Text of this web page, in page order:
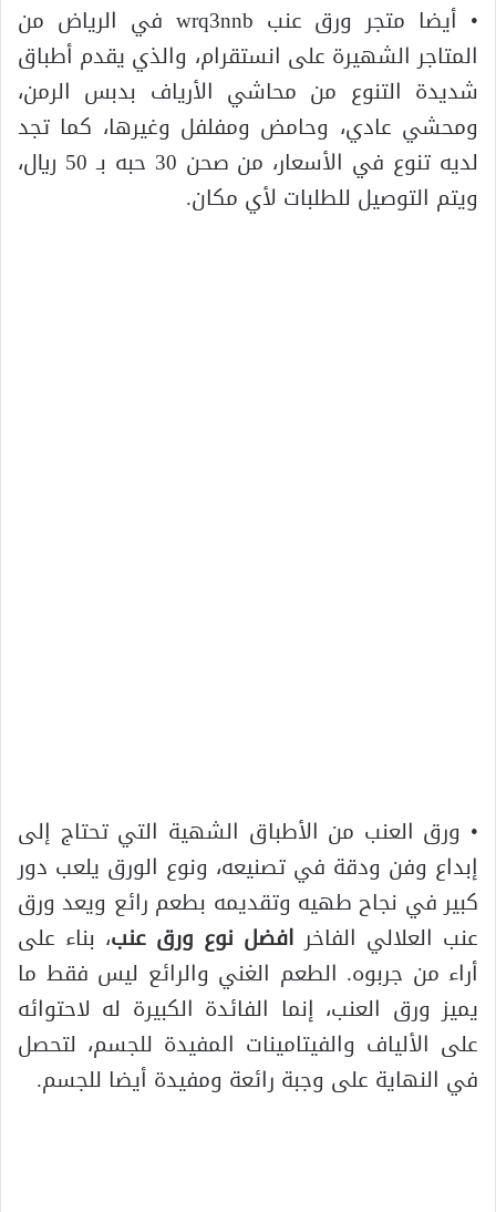
• أيضا متجر ورق عنب wrq3nnb في الرياض من
المتاجر الشهيرة على انستقرام، والذي يقدم أطباق
شديدة التنوع من محاشي الأرياف بدبس الرمن،
ومحشي عادي، وحامض ومفلفل وغيرها، كما تجد
لديه تنوع في الأسعار، من صحن 30 حبه بـ 50 ريال،
ويتم التوصيل للطلبات لأي مكان.
• ورق العنب من الأطباق الشهية التي تحتاج إلى
إبداع وفن ودقة في تصنيعه، ونوع الورق يلعب دور
كبير في نجاح طهيه وتقديمه بطعم رائع ويعد ورق
عنب العلالي الفاخرافضل نوع ورق عنب، بناء على
أراء من جربوه. الطعم الغني والرائع ليس فقط ما
يميز ورق العنب، إنما الفائدة الكبيرة له لاحتوائه
على الألياف والفيتامينات المفيدة للجسم، لتحصل
في النهاية على وجبة رائعة ومفيدة أيضا للجسم.